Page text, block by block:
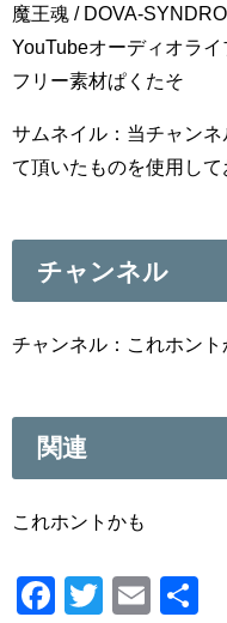
魔王魂 / DOVA-
YouTubeオーディオラ
フリー素材ぱくたそ
サムネイル：当チャン
て頂いたものを使用して
チャンネル
チャンネル：これホント
関連
これホントかも
F
T
E